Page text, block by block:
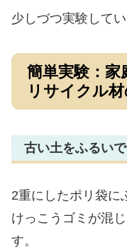
少しづつ実験して
簡単実験：家
リサイクル材
古い土をふるい
2重にしたポリ袋に
けっこうゴミが混
す。